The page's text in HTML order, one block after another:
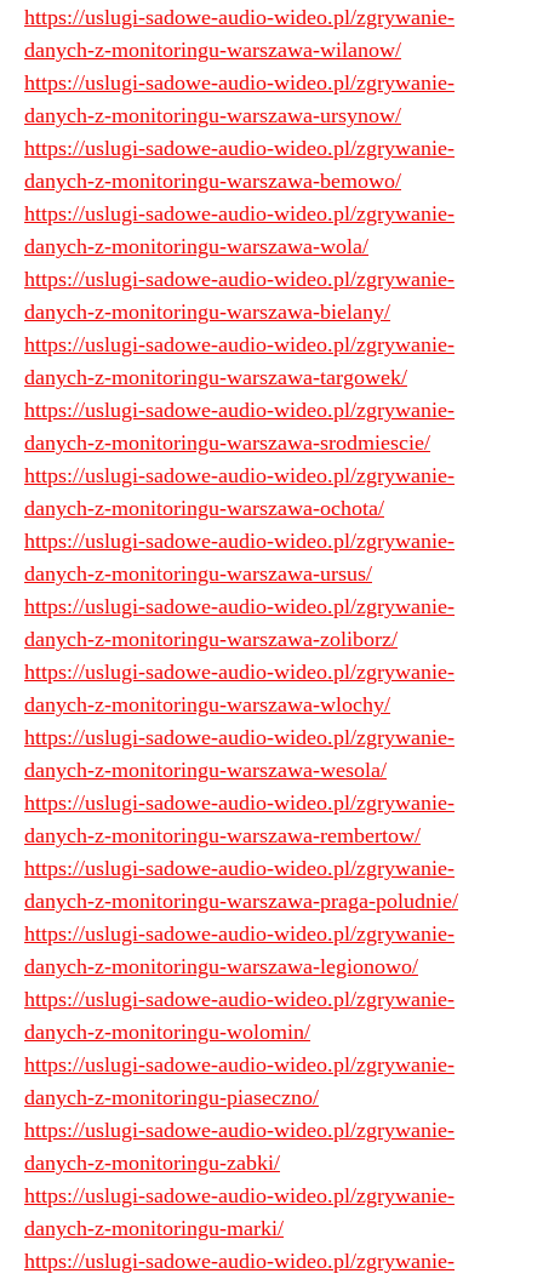
https://uslugi-sadowe-audio-wideo.pl/zgrywanie-
danych-z-monitoringu-warszawa-wilanow/
https://uslugi-sadowe-audio-wideo.pl/zgrywanie-
danych-z-monitoringu-warszawa-ursynow/
https://uslugi-sadowe-audio-wideo.pl/zgrywanie-
danych-z-monitoringu-warszawa-bemowo/
https://uslugi-sadowe-audio-wideo.pl/zgrywanie-
danych-z-monitoringu-warszawa-wola/
https://uslugi-sadowe-audio-wideo.pl/zgrywanie-
danych-z-monitoringu-warszawa-bielany/
https://uslugi-sadowe-audio-wideo.pl/zgrywanie-
danych-z-monitoringu-warszawa-targowek/
https://uslugi-sadowe-audio-wideo.pl/zgrywanie-
danych-z-monitoringu-warszawa-srodmiescie/
https://uslugi-sadowe-audio-wideo.pl/zgrywanie-
danych-z-monitoringu-warszawa-ochota/
https://uslugi-sadowe-audio-wideo.pl/zgrywanie-
danych-z-monitoringu-warszawa-ursus/
https://uslugi-sadowe-audio-wideo.pl/zgrywanie-
danych-z-monitoringu-warszawa-zoliborz/
https://uslugi-sadowe-audio-wideo.pl/zgrywanie-
danych-z-monitoringu-warszawa-wlochy/
https://uslugi-sadowe-audio-wideo.pl/zgrywanie-
danych-z-monitoringu-warszawa-wesola/
https://uslugi-sadowe-audio-wideo.pl/zgrywanie-
danych-z-monitoringu-warszawa-rembertow/
https://uslugi-sadowe-audio-wideo.pl/zgrywanie-
danych-z-monitoringu-warszawa-praga-poludnie/
https://uslugi-sadowe-audio-wideo.pl/zgrywanie-
danych-z-monitoringu-warszawa-legionowo/
https://uslugi-sadowe-audio-wideo.pl/zgrywanie-
danych-z-monitoringu-wolomin/
https://uslugi-sadowe-audio-wideo.pl/zgrywanie-
danych-z-monitoringu-piaseczno/
https://uslugi-sadowe-audio-wideo.pl/zgrywanie-
danych-z-monitoringu-zabki/
https://uslugi-sadowe-audio-wideo.pl/zgrywanie-
danych-z-monitoringu-marki/
https://uslugi-sadowe-audio-wideo.pl/zgrywanie-